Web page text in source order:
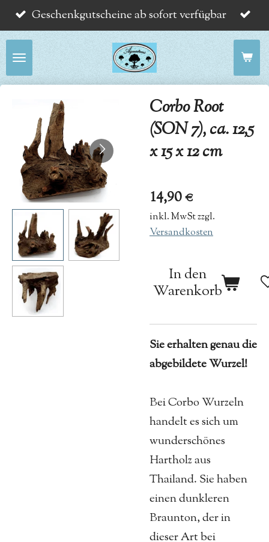
Zum
Hauptinhalt
springen
Geschenkgutscheine ab sofort verfügbar
Corbo Root
(SON 7), ca. 12,5
x 15 x 12 cm
14,90 €
inkl. MwSt zzgl.
Versandkosten
In den
Warenkorb
Sie erhalten genau die
abgebildete Wurzel!
Bei Corbo Wurzeln
handelt es sich um
wunderschönes
Hartholz aus
Thailand. Sie haben
einen dunkleren
Braunton, der in
dieser Art bei